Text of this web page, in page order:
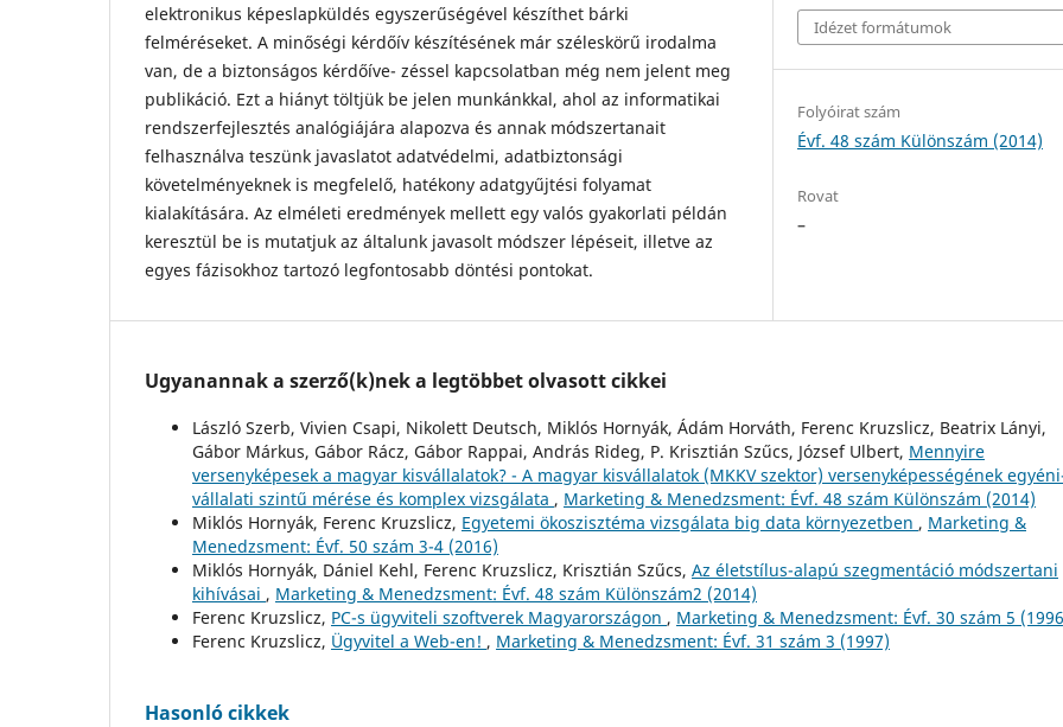
elektronikus képeslapküldés egyszerűségével készíthet bárki
felméréseket. A minőségi kérdőív készítésének már széleskörű irodalma
van, de a biztonságos kérdőíve- zéssel kapcsolatban még nem jelent meg
publikáció. Ezt a hiányt töltjük be jelen munkánkkal, ahol az informatikai
rendszerfejlesztés analógiájára alapozva és annak módszertanait
felhasználva teszünk javaslatot adatvédelmi, adatbiztonsági
követelményeknek is megfelelő, hatékony adatgyűjtési folyamat
kialakítására. Az elméleti eredmények mellett egy valós gyakorlati példán
keresztül be is mutatjuk az általunk javasolt módszer lépéseit, illetve az
egyes fázisokhoz tartozó legfontosabb döntési pontokat.
Idézet formátumok
Folyóirat szám
Évf. 48 szám Különszám (2014)
Rovat
–
Ugyanannak a szerző(k)nek a legtöbbet olvasott cikkei
László Szerb, Vivien Csapi, Nikolett Deutsch, Miklós Hornyák, Ádám Horváth, Ferenc Kruzslicz, Beatrix Lányi,
Gábor Márkus, Gábor Rácz, Gábor Rappai, András Rideg, P. Krisztián Szűcs, József Ulbert, Mennyire
versenyképesek a magyar kisvállalatok? - A magyar kisvállalatok (MKKV szektor) versenyképességének
vállalati szintű mérése és komplex vizsgálata , Marketing & Menedzsment: Évf. 48 szám Különszám (2014)
Miklós Hornyák, Ferenc Kruzslicz, Egyetemi ökoszisztéma vizsgálata big data környezetben , Marketing &
Menedzsment: Évf. 50 szám 3-4 (2016)
Miklós Hornyák, Dániel Kehl, Ferenc Kruzslicz, Krisztián Szűcs, Az életstílus-alapú szegmentáció módszertani
kihívásai , Marketing & Menedzsment: Évf. 48 szám Különszám2 (2014)
Ferenc Kruzslicz, PC-s ügyviteli szoftverek Magyarországon , Marketing & Menedzsment: Évf. 30 szám 5
Ferenc Kruzslicz, Ügyvitel a Web-en! , Marketing & Menedzsment: Évf. 31 szám 3 (1997)
Hasonló cikkek